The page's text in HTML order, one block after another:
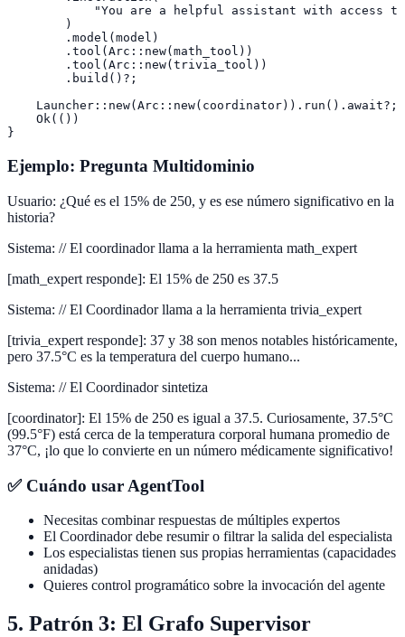
"You are a helpful assistant with access
        )
        .model(model)
        .tool(Arc::new(math_tool))
        .tool(Arc::new(trivia_tool))
        .build()?;
    Launcher::new(Arc::new(coordinator)).run().await?;
    Ok(())
}
Ejemplo: Pregunta Multidominio
Usuario: ¿Qué es el 15% de 250, y es ese número significativo en la
historia?
Sistema: // El coordinador llama a la herramienta math_expert
[math_expert responde]: El 15% de 250 es 37.5
Sistema: // El Coordinador llama a la herramienta trivia_expert
[trivia_expert responde]: 37 y 38 son menos notables históricamente,
pero 37.5°C es la temperatura del cuerpo humano...
Sistema: // El Coordinador sintetiza
[coordinator]: El 15% de 250 es igual a 37.5. Curiosamente, 37.5°C
(99.5°F) está cerca de la temperatura corporal humana promedio de
37°C, ¡lo que lo convierte en un número médicamente significativo!
✅ Cuándo usar AgentTool
Necesitas combinar respuestas de múltiples expertos
El Coordinador debe resumir o filtrar la salida del especialista
Los especialistas tienen sus propias herramientas (capacidades
anidadas)
Quieres control programático sobre la invocación del agente
5. Patrón 3: El Grafo Supervisor